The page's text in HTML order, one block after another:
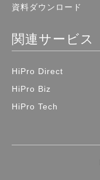
資料ダウンロード
関連サービス
HiPro Direct
HiPro Biz
HiPro Tech